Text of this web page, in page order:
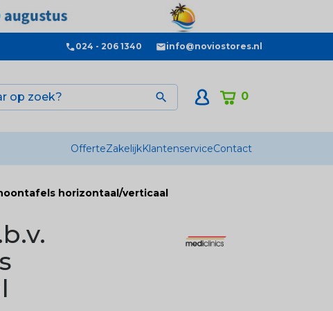
024 - 206 1340 info@noviostores.nl
0

OfferteZakelijkKlantenserviceContact
horizontaal/verticaal